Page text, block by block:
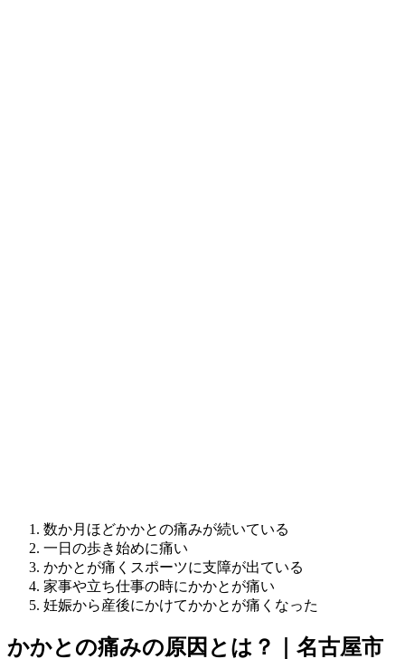
数か月ほどかかとの痛みが続いている
一日の歩き始めに痛い
かかとが痛くスポーツに支障が出ている
家事や立ち仕事の時にかかとが痛い
妊娠から産後にかけてかかとが痛くなった
かかとの痛みの原因とは？｜名古屋市